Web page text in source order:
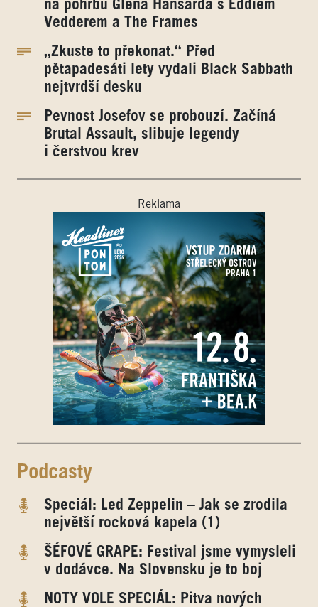
na pohřbu Glena Hansarda s Eddiem
Vedderem a The Frames
„Zkuste to překonat.“ Před
pětapadesáti lety vydali Black Sabbath
nejtvrdší desku
Pevnost Josefov se probouzí. Začíná
Brutal Assault, slibuje legendy
i čerstvou krev
Reklama
Podcasty
Speciál: Led Zeppelin – Jak se zrodila
největší rocková kapela (1)
ŠÉFOVÉ GRAPE: Festival jsme vymysleli
v dodávce. Na Slovensku je to boj
NOTY VOLE SPECIÁL: Pitva nových